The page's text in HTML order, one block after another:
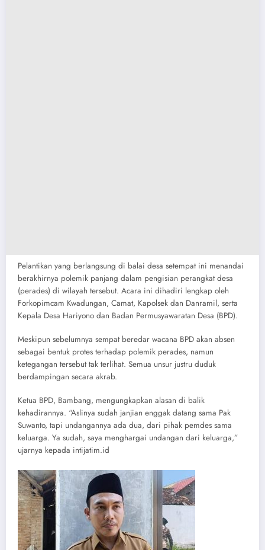
Pelantikan yang berlangsung di balai desa setempat ini menandai
berakhirnya polemik panjang dalam pengisian perangkat desa
(perades) di wilayah tersebut. Acara ini dihadiri lengkap oleh
Forkopimcam Kwadungan, Camat, Kapolsek dan Danramil, serta
Kepala Desa Hariyono dan Badan Permusyawaratan Desa (BPD).
Meskipun sebelumnya sempat beredar wacana BPD akan absen
sebagai bentuk protes terhadap polemik perades, namun
ketegangan tersebut tak terlihat. Semua unsur justru duduk
berdampingan secara akrab.
Ketua BPD, Bambang, mengungkapkan alasan di balik
kehadirannya. “Aslinya sudah janjian enggak datang sama Pak
Suwanto, tapi undangannya ada dua, dari pihak pemdes sama
keluarga. Ya sudah, saya menghargai undangan dari keluarga,”
ujarnya kepada intijatim.id